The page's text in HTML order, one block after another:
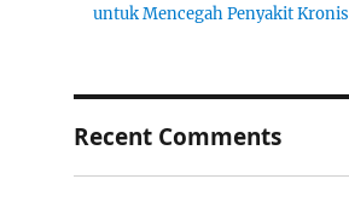
untuk Mencegah Penyakit Kronis
Recent Comments